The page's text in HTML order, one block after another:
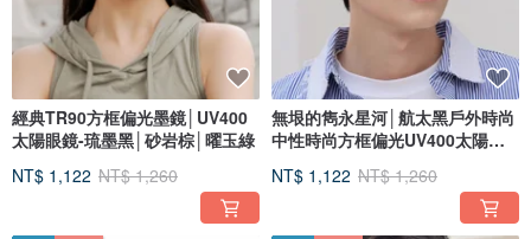
經典TR90方框偏光墨鏡│UV400
太陽眼鏡-琉墨黑│砂岩棕│曜玉綠
NT$ 1,122 NT$ 1,260
無垠的雋永星河│航太黑戶外時尚
中性時尚方框偏光UV400太陽眼
NT$ 1,122 NT$ 1,260